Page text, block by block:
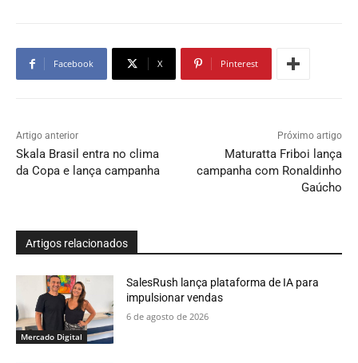
Facebook X Pinterest
Artigo anterior
Skala Brasil entra no clima
da Copa e lança campanha
Próximo artigo
Maturatta Friboi lança
campanha com Ronaldinho
Gaúcho
Artigos relacionados
Mercado Digital
SalesRush lança plataforma de IA para
impulsionar vendas
6 de agosto de 2026